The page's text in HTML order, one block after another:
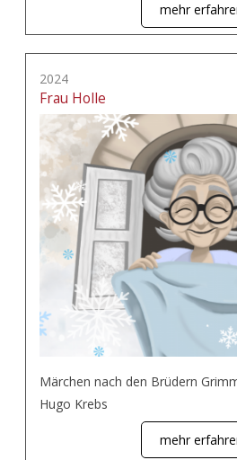
mehr
2024
Frau Holle
Märchen nach den Brüdern
Hugo Krebs
mehr